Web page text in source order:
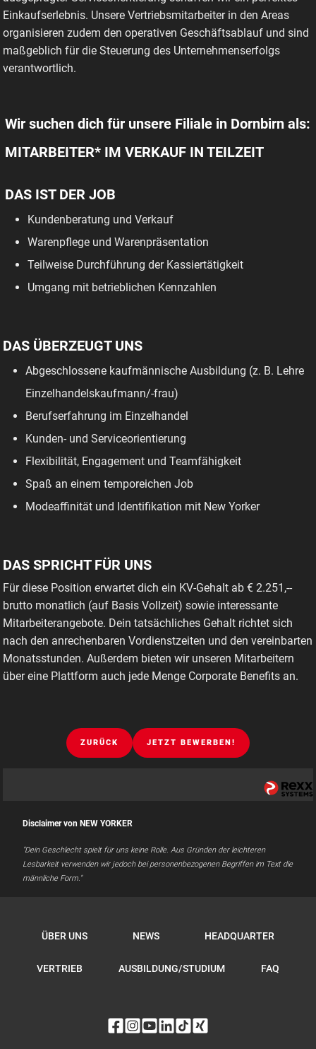
Einkaufserlebnis. Unsere Vertriebsmitarbeiter in den Areas
organisieren zudem den operativen Geschäftsablauf und sind
maßgeblich für die Steuerung des Unternehmenserfolgs
verantwortlich.
Wir suchen dich für unsere Filiale in Dornbirn als:
MITARBEITER* IM VERKAUF IN TEILZEIT
DAS IST DER JOB
Kundenberatung und Verkauf
Warenpflege und Warenpräsentation
Teilweise Durchführung der Kassiertätigkeit
Umgang mit betrieblichen Kennzahlen
DAS ÜBERZEUGT UNS
Abgeschlossene kaufmännische Ausbildung (z. B. Lehre
Einzelhandelskaufmann/-frau)
Berufserfahrung im Einzelhandel
Kunden- und Serviceorientierung
Flexibilität, Engagement und Teamfähigkeit
Spaß an einem temporeichen Job
Modeaffinität und Identifikation mit New Yorker
DAS SPRICHT FÜR UNS
Für diese Position erwartet dich ein KV-Gehalt ab € 2.251,--
brutto monatlich (auf Basis Vollzeit) sowie interessante
Mitarbeiterangebote. Dein tatsächliches Gehalt richtet sich
nach den anrechenbaren Vordienstzeiten und den vereinbarten
Monatsstunden. Außerdem bieten wir unseren Mitarbeitern
über eine Plattform auch jede Menge Corporate Benefits an.
ZURÜCK JETZT BEWERBEN!
Disclaimer von NEW YORKER
"Dein Geschlecht spielt für uns keine Rolle. Aus Gründen der leichteren
Lesbarkeit verwenden wir jedoch bei personenbezogenen Begriffen im Text die
männliche Form."
ÜBER UNS NEWS HEADQUARTER
VERTRIEB AUSBILDUNG/STUDIUM FAQ